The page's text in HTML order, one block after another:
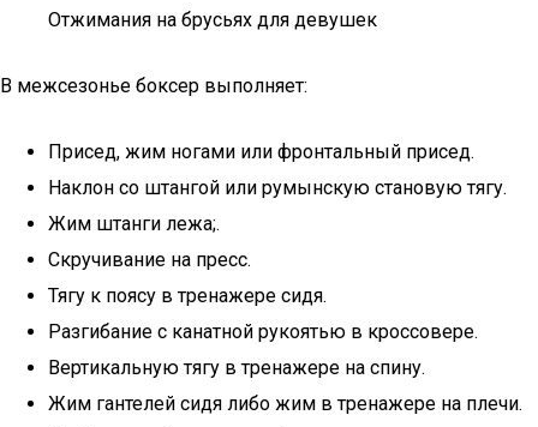
Отжимания на брусьях для девушек
В межсезонье боксер выполняет:
Присед, жим ногами или фронтальный присед.
Наклон со штангой или румынскую становую тягу.
Жим штанги лежа;.
Скручивание на пресс.
Тягу к поясу в тренажере сидя.
Разгибание с канатной рукоятью в кроссовере.
Вертикальную тягу в тренажере на спину.
Жим гантелей сидя либо жим в тренажере на плечи.